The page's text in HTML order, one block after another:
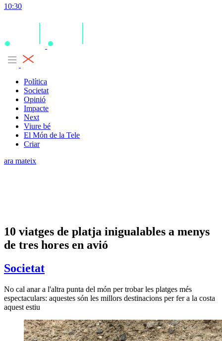
10:30
Política
Societat
Opinió
Impacte
Next
Viure bé
El Món de la Tele
Criar
ara mateix
10 viatges de platja inigualables a menys
de tres hores en avió
Societat
No cal anar a l'altra punta del món per trobar les platges més
espectaculars: aquestes són les millors destinacions per fer a la costa
aquest estiu